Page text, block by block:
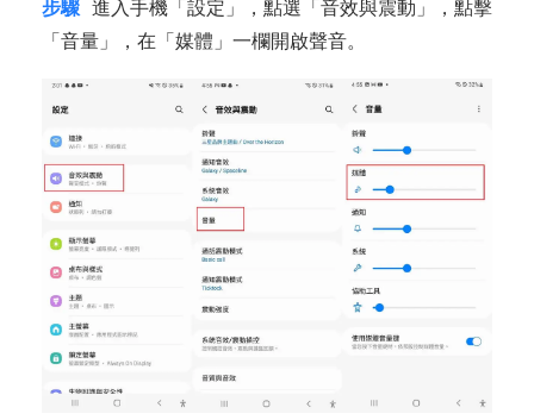
步驟 進入手機「設定」，點選「音效與震動」，點擊
「音量」，在「媒體」一欄開啟聲音。